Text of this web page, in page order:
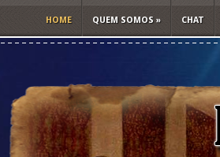
HOME QUEM SOMOS » CHAT